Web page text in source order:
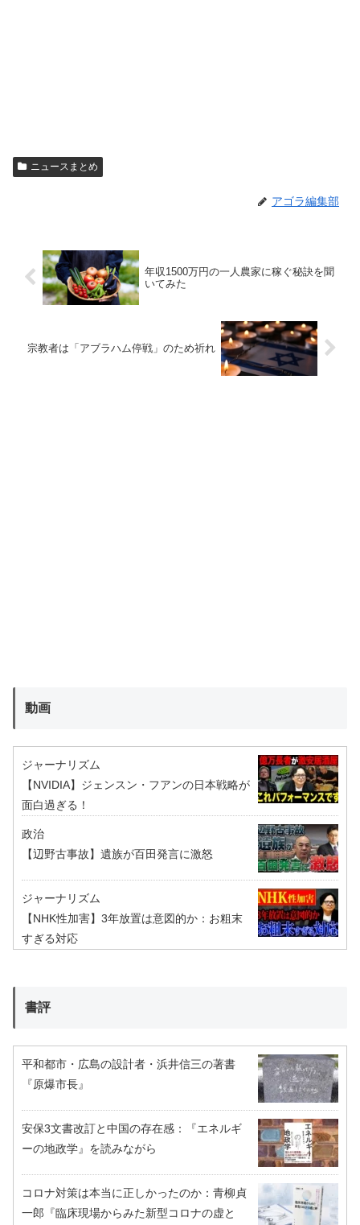
ニュースまとめ
アゴラ編集部
年収1500万円の一人農家に稼ぐ秘訣を聞
いてみた
宗教者は「アブラハム停戦」のため祈れ
動画
ジャーナリズム
【NVIDIA】ジェンスン・フアンの日本戦略が
面白過ぎる！
政治
【辺野古事故】遺族が百田発言に激怒
ジャーナリズム
【NHK性加害】3年放置は意図的か：お粗末
すぎる対応
書評
平和都市・広島の設計者・浜井信三の著書
『原爆市長』
安保3文書改訂と中国の存在感：『エネルギ
ーの地政学』を読みながら
コロナ対策は本当に正しかったのか：青柳貞
一郎『臨床現場からみた新型コロナの虚と